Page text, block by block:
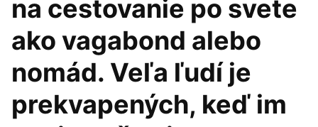
na cestovanie po svete
ako vagabond alebo
nomád. Veľa ľudí je
prekvapených, keď im